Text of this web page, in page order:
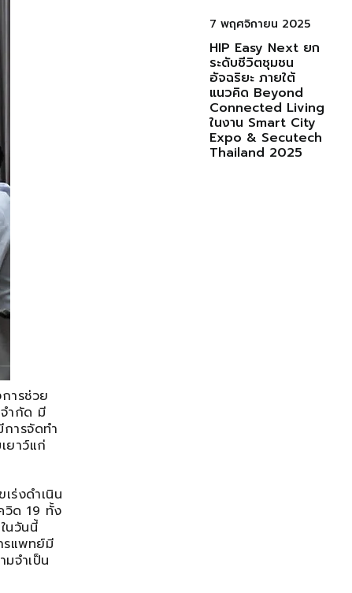
ารช่วย
ำกัด มี
ารจัดทำ
ยาว์แก่
ร่งดำเนิน
วิด 19 ทั้ง
นวันนี้
รแพทย์มี
จำเป็น
7 พฤศจิกายน 2025
HIP Easy Next ยก
ระดับชีวิตชุมชน
อัจฉริยะ ภายใต้
แนวคิด Beyond
Connected Living
ในงาน Smart City
Expo & Secutech
Thailand 2025